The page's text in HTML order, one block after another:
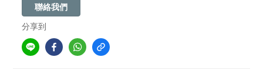
聯絡我們
分享到